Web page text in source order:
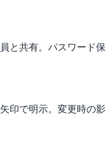
と共有。パスワード保
印で明示。変更時の影